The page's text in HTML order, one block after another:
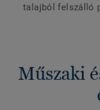
talajból felszálló
Műszaki